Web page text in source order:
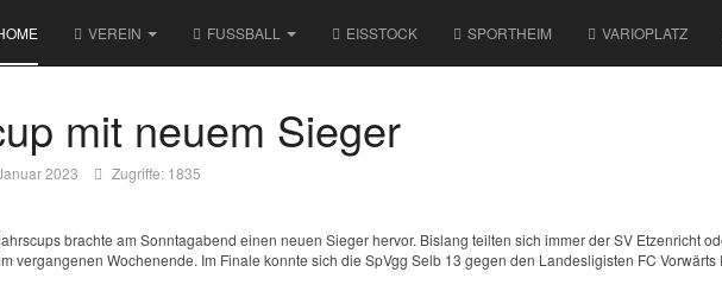
VEREIN FUSSBALL EISSTOCK SPORTHEIM VARIOPLATZ
mit neuem Sieger
2023 Zugriffe: 1835
brachte am Sonntagabend einen neuen Sieger hervor. Bislang teilten sich immer der SV Etzenricht
vergangenen Wochenende. Im Finale konnte sich die SpVgg Selb 13 gegen den Landesligisten FC Vorwärts